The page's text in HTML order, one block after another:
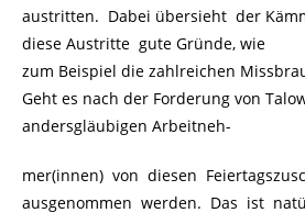
austritten. Dabei übersieht der
diese Austritte gute Gründe, wie
zum Beispiel die zahlreichen
Geht es nach der Forderung von
andersgläubigen Arbeitneh-
mer(innen) von diesen
ausgenommen werden. Das ist